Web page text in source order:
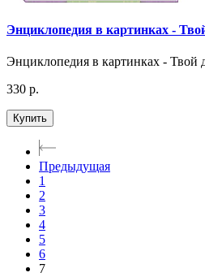
Энциклопедия в картинках -
Энциклопедия в картинках - Твой
330 р.
Купить
Предыдущая
1
2
3
4
5
6
7